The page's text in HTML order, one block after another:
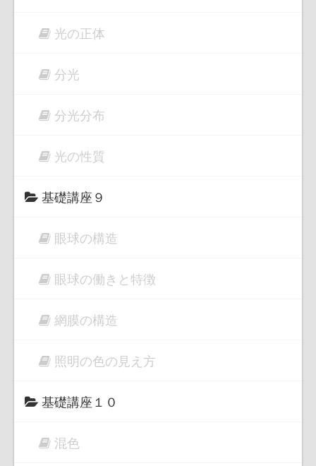
光の正体
分光
分光分布
光の性質
基礎講座９
眼球の構造
眼球の働きと特徴
網膜の構造
照明の色の見え方
基礎講座１０
混色